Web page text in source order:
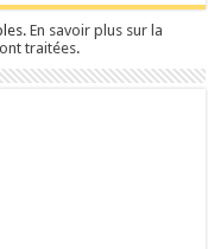
En savoir plus sur la
traitées.